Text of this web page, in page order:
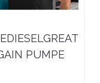
PUMPE